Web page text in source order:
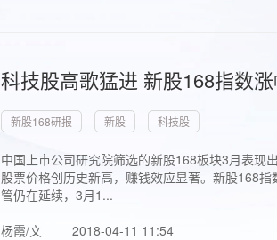
科技股高歌猛进 新股168指数
新股168研报 新股 科技股
中国上市公司研究院筛选的新股168板块3月表现
股票价格创历史新高，赚钱效应显著。新股168
管仍在延续，3月1...
杨霞/文
2018-04-11 11:54